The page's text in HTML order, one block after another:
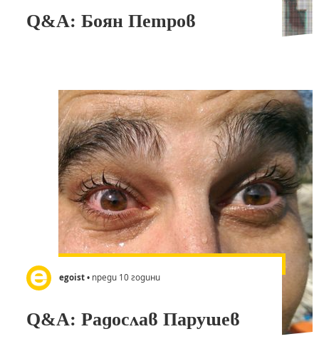
Q&A: Боян Петров
egoist• преди 10 години
Q&A: Радослав Парушев